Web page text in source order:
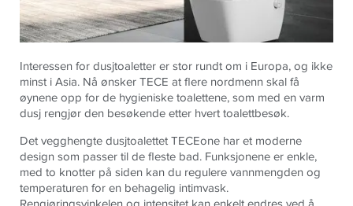
Interessen for dusjtoaletter er stor rundt om i Europa, og ikke
minst i Asia. Nå ønsker TECE at flere nordmenn skal få
øynene opp for de hygieniske toalettene, som med en varm
dusj rengjør den besøkende etter hvert toalettbesøk.
Det vegghengte dusjtoalettet TECEone har et moderne
design som passer til de fleste bad. Funksjonene er enkle,
med to knotter på siden kan du regulere vannmengden og
temperaturen for en behagelig intimvask.